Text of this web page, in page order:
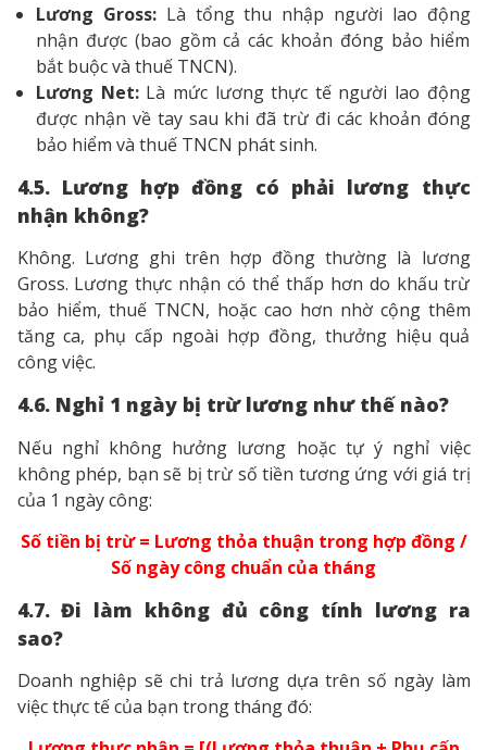
Lương Gross: Là tổng thu nhập người lao động
nhận được (bao gồm cả các khoản đóng bảo hiểm
bắt buộc và thuế TNCN).
Lương Net:Là mức lương thực tế người lao động
được nhận về tay sau khi đã trừ đi các khoản đóng
bảo hiểm và thuế TNCN phát sinh.
4.5. Lương hợp đồng có phải lương thực
nhận không?
Không. Lương ghi trên hợp đồng thường là lương
Gross. Lương thực nhận có thể thấp hơn do khấu trừ
bảo hiểm, thuế TNCN, hoặc cao hơn nhờ cộng thêm
tăng ca, phụ cấp ngoài hợp đồng, thưởng hiệu quả
công việc.
4.6. Nghỉ 1 ngày bị trừ lương như thế nào?
Nếu nghỉ không hưởng lương hoặc tự ý nghỉ việc
không phép, bạn sẽ bị trừ số tiền tương ứng với giá trị
của 1 ngày công:
Số tiền bị trừ = Lương thỏa thuận trong hợp đồng /
Số ngày công chuẩn của tháng
4.7. Đi làm không đủ công tính lương ra
sao?
Doanh nghiệp sẽ chi trả lương dựa trên số ngày làm
việc thực tế của bạn trong tháng đó: